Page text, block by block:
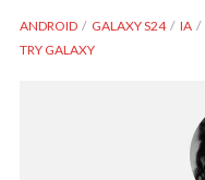
ANDROID GALAXY S24 IA
TRY GALAXY